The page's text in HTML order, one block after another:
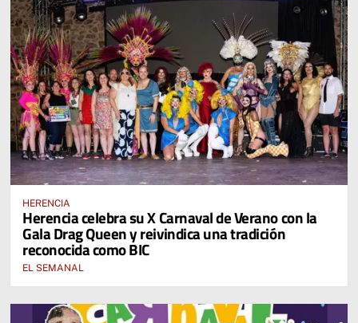
HERENCIA
Herencia celebra su X Carnaval de Verano con la
Gala Drag Queen y reivindica una tradición
reconocida como BIC
EL SEMANAL